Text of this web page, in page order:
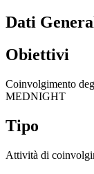
Dati
Obiettivi
Coinvolgimento
MEDNIGHT
Tipo
Attività di